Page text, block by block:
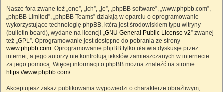
Nasze fora zwane też „one”, „ich”, „je”, „phpBB software”, „www.phpbb.com”,
„phpBB Limited”, „phpBB Teams” działają w oparciu o oprogramowanie
wykorzystujące technologię phpBB, która jest środowiskiem typu witryny
(bulletin board), wydane na licencji „GNU General Public License v2” zwanej
też „GPL”. Oprogramowanie jest dostępne do pobrania ze strony
www.phpbb.com. Oprogramowanie phpBB tylko ułatwia dyskusje przez
internet, a jego autorzy nie kontrolują tekstów zamieszczanych w internecie
za jego pomocą. Więcej informacji o phpBB można znaleźć na stronie
https://www.phpbb.com/.
Akceptujesz zakaz publikowania wypowiedzi o charakterze obraźliwym,